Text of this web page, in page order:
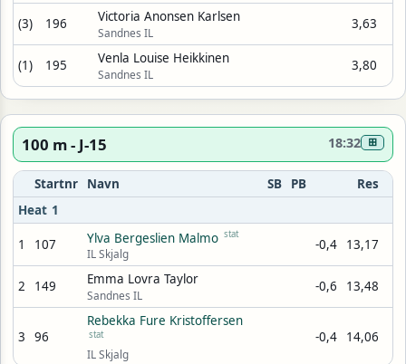
(3) 196 Victoria Anonsen Karlsen
Sandnes IL
3,63
(1) 195 Venla Louise Heikkinen
Sandnes IL
3,80
100 m - J-15 18:32 ⊞
Startnr Navn SB PB
Res
Heat 1
1 107 Ylva Bergeslien Malmo stat
IL Skjalg
-0,4 13,17
2 149 Emma Lovra Taylor
Sandnes IL
-0,6 13,48
3 96
Rebekka Fure Kristoffersen
stat
IL Skjalg
-0,4 14,06